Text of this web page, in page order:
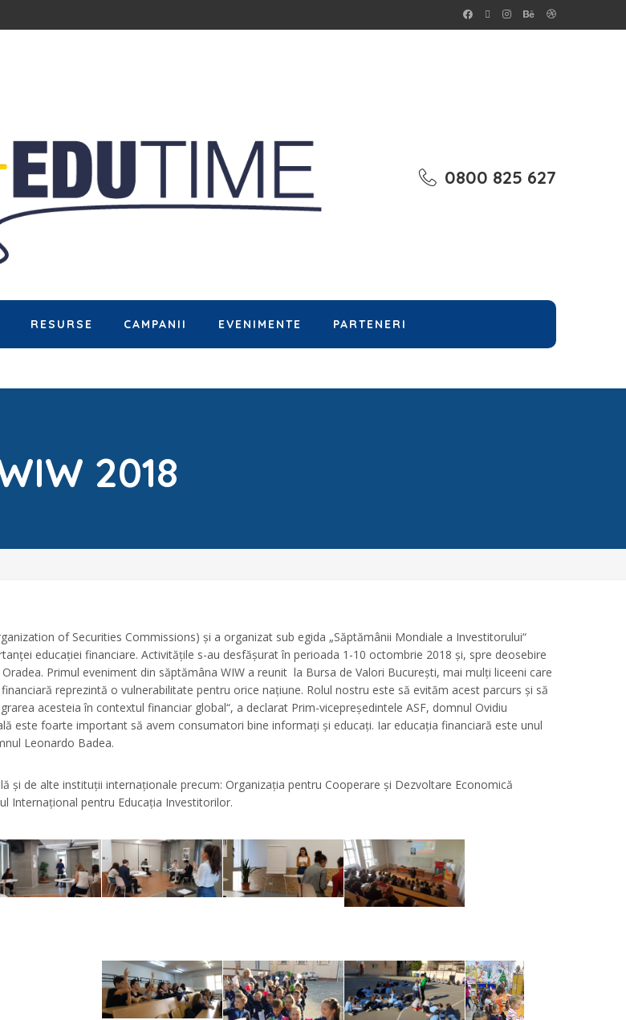
0800 825 627
RESURSE CAMPANII EVENIMENTE PARTENERI
2018
of Securities Commissions) și a organizat sub egida „Săptămânii Mondiale a Investitorului“
educației financiare. Activitățile s-au desfășurat în perioada 1-10 octombrie 2018 și, spre deosebire
Primul eveniment din săptămâna WIW a reunit la Bursa de Valori București, mai mulți liceeni care
reprezintă o vulnerabilitate pentru orice națiune. Rolul nostru este să evităm acest parcurs și să
acesteia în contextul financiar global“, a declarat Prim-vicepreședintele ASF, domnul Ovidiu
este foarte important să avem consumatori bine informați și educați. Iar educația financiară este unul
Leonardo Badea.
și de alte instituții internaționale precum: Organizația pentru Cooperare și Dezvoltare Economică
Internațional pentru Educația Investitorilor.